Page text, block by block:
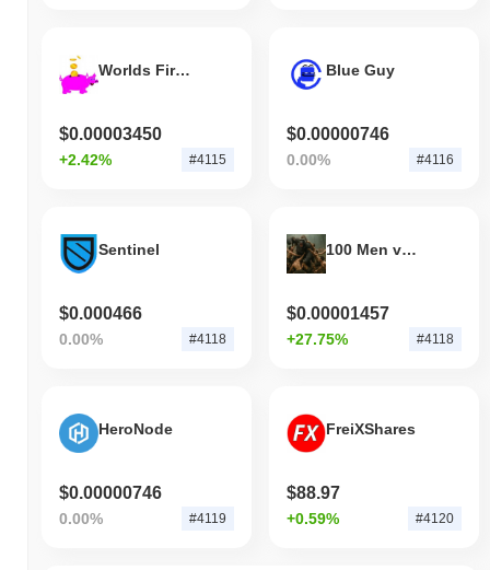
で世界第4109位にランクされています。この数字は、1 000 000
000のSHEKELトークンの流通供給量に基づいて計算されていま
Rabbi Schlomo by Virtualsは、より広範な暗号市場
と比較してどのようなパフォーマンスですか？
り広範な市場のモメンタムと比較して、SHEKELの価格アクショ
ンにおける一時的な遅れを示しています。
Worlds First Memecoin
$0.00003450
+2.42% #4115
Blue Guy
$0.00000746
0.00% #4116
Sentinel
$0.000466
0.00% #4118
100 Men vs 1 Gorilla
$0.00001457
+27.75% #4118
HeroNode
$0.00000746
0.00% #4119
FreiXShares
$88.97
+0.59% #4120